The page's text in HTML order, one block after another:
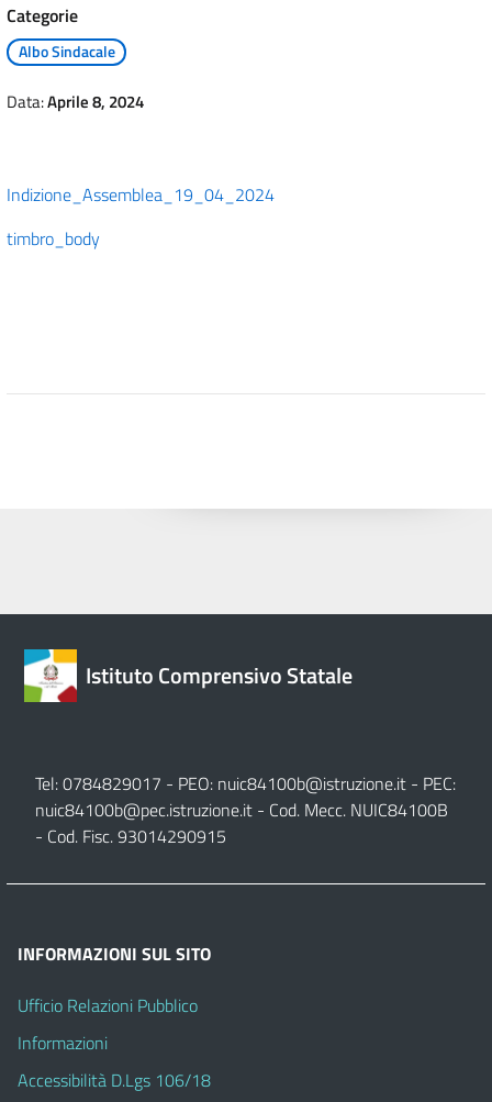
Categorie
Albo Sindacale
Data:Aprile 8, 2024
Indizione_Assemblea_19_04_2024
timbro_body
Istituto Comprensivo Statale
Tel: 0784829017 - PEO: nuic84100b@istruzione.it - PEC:
nuic84100b@pec.istruzione.it - Cod. Mecc. NUIC84100B
- Cod. Fisc. 93014290915
INFORMAZIONI SUL SITO
Ufficio Relazioni Pubblico
Informazioni
Accessibilità D.Lgs 106/18